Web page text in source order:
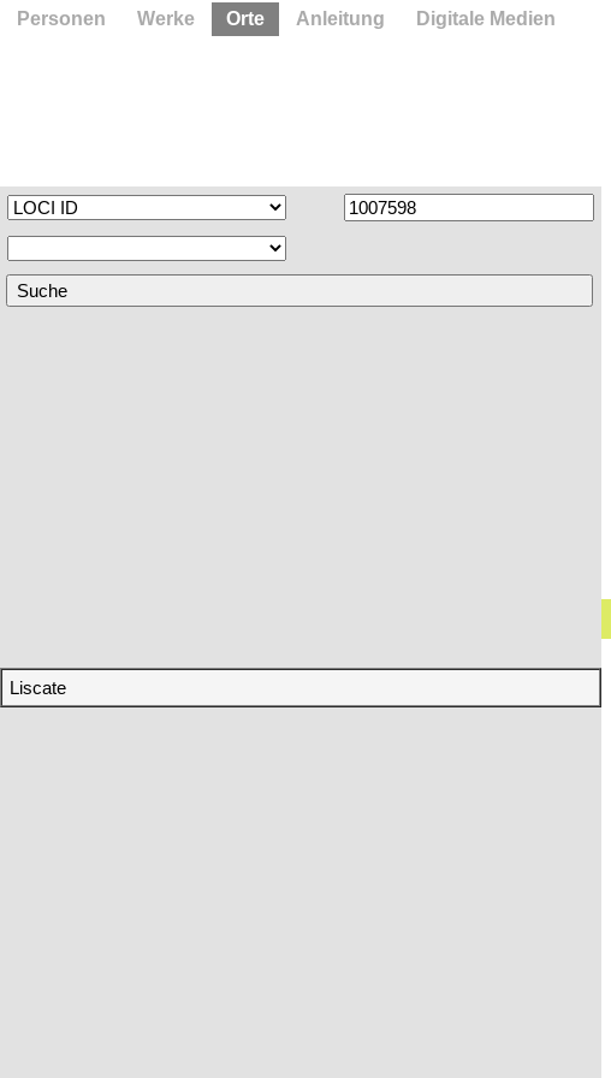
Liscate
Personen Werke Orte Anleitung Digitale Medien